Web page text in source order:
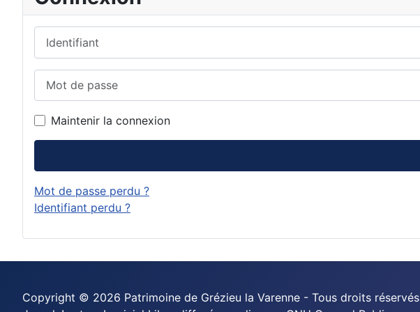
Maintenir la connexion
Mot de passe perdu ?
Identifiant perdu ?
Copyright © 2026 Patrimoine de Grézieu la Varenne - Tous droits réservés